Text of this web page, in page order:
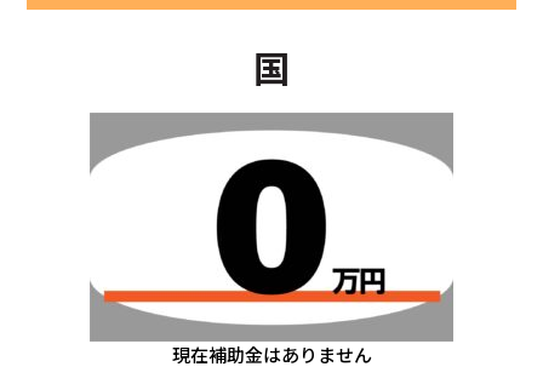
国
現在補助金はありません